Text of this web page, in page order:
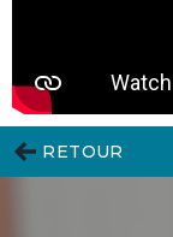
RETOUR